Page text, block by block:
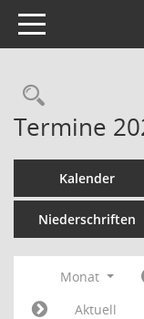
Toggle navigation
Termine
Kalender
Niederschriften
Monat
Aktuell